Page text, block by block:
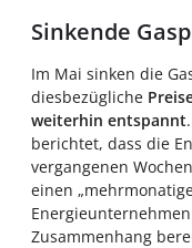
Sinkende
Im Mai sinken die
diesbezügliche
weiterhin entspannt
berichtet, dass die
vergangenen
einen
Zusammenhang